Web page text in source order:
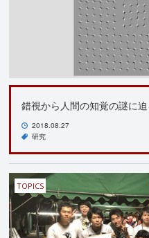
錯視から人間の知覚の謎に迫
2018.08.27
研究
TOPICS